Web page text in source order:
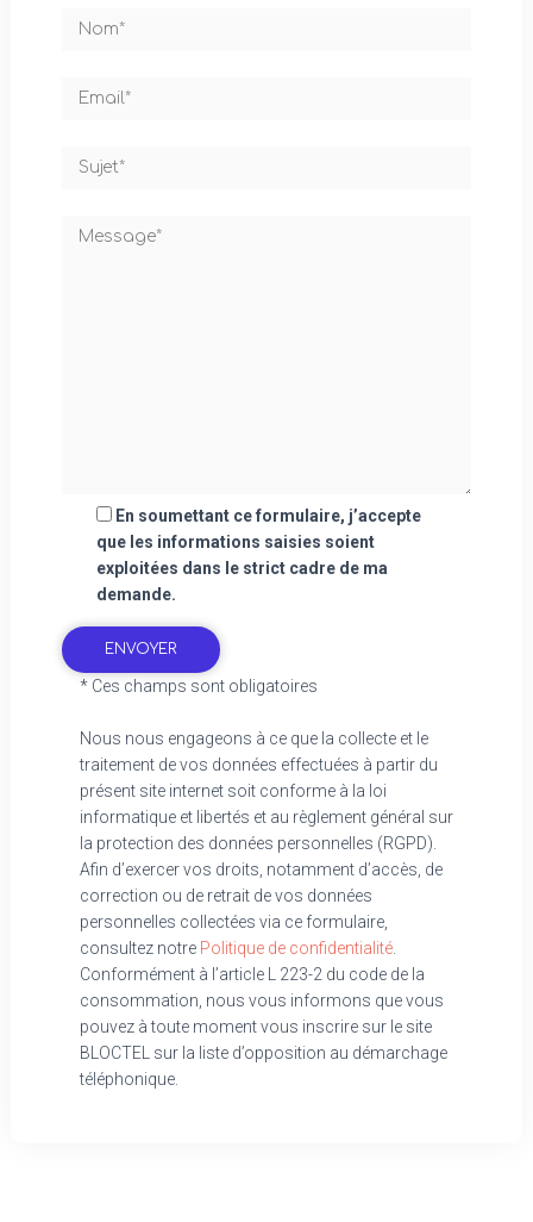
En soumettant ce formulaire, j’accepte
que les informations saisies soient
exploitées dans le strict cadre de ma
demande.
* Ces champs sont obligatoires
Nous nous engageons à ce que la collecte et le
traitement de vos données effectuées à partir du
présent site internet soit conforme à la loi
informatique et libertés et au règlement général sur
la protection des données personnelles (RGPD).
Afin d’exercer vos droits, notamment d’accès, de
correction ou de retrait de vos données
personnelles collectées via ce formulaire,
consultez notre Politique de confidentialité.
Conformément à l’article L 223-2 du code de la
consommation, nous vous informons que vous
pouvez à toute moment vous inscrire sur le site
BLOCTEL sur la liste d’opposition au démarchage
téléphonique.